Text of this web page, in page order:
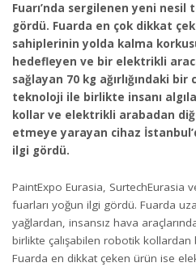
Fuarı’nda sergilenen yeni
gördü. Fuarda en çok dikkat
sahiplerinin yolda kalma
hedefleyen ve bir elektrikli
sağlayan 70 kg ağırlığındaki bir
teknoloji ile birlikte insanı
kollar ve elektrikli arabadan
etmeye yarayan cihaz
ilgi gördü.
PaintExpo Eurasia, SurtechEurasia
fuarları yoğun ilgi gördü. Fuarda
yağlardan, insansız hava
birlikte çalışabilen robotik kollardan
Fuarda en dikkat çeken ürün ise